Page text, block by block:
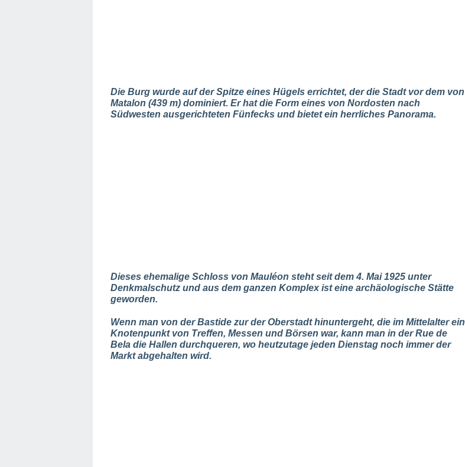
Die Burg wurde auf der Spitze eines Hügels errichtet, der die Stadt vor dem von
Matalon (439 m) dominiert. Er hat die Form eines von Nordosten nach
Südwesten ausgerichteten Fünfecks und bietet ein herrliches Panorama.
Dieses ehemalige Schloss von Mauléon steht seit dem 4. Mai 1925 unter
Denkmalschutz und aus dem ganzen Komplex ist eine archäologische Stätte
geworden.
Wenn man von der Bastide zur der Oberstadt hinuntergeht, die im Mittelalter ein
Knotenpunkt von Treffen, Messen und Börsen war, kann man in der Rue de
Bela die Hallen durchqueren, wo heutzutage jeden Dienstag noch immer der
Markt abgehalten wird.